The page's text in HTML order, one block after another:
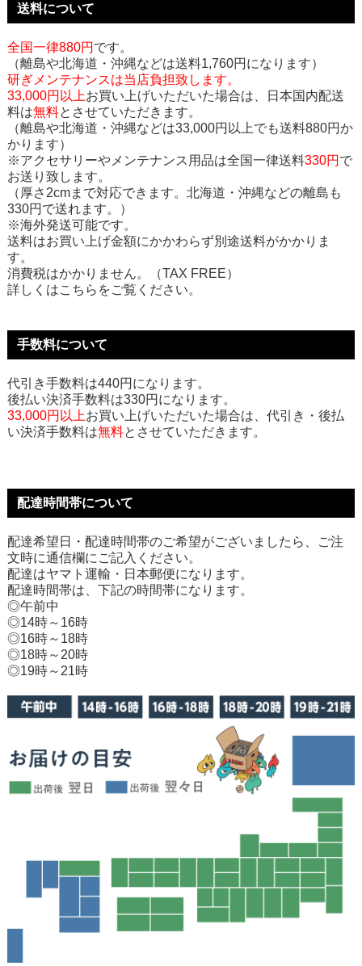
送料について
全国一律880円 です。
（離島や北海道・沖縄などは送料1,760円になります）
研ぎメンテナンスは当店負担致します。
33,000円以上お買い上げいただいた場合は、日本国内配送
料は無料とさせていただきます。
（離島や北海道・沖縄などは33,000円以上でも送料880円か
かります）
※アクセサリーやメンテナンス用品は全国一律送料330円 で
お送り致します。
（厚さ2cmまで対応できます。北海道・沖縄などの離島も
330円で送れます。）
※海外発送可能です。
送料はお買い上げ金額にかかわらず別途送料がかかりま
す。
消費税はかかりません。（TAX FREE）
詳しくはこちらをご覧ください。
手数料について
代引き手数料は440円になります。
後払い決済手数料は330円になります。
33,000円以上お買い上げいただいた場合は、代引き・後払
い決済手数料は無料とさせていただきます。
配達時間帯について
配達希望日・配達時間帯のご希望がございましたら、ご注
文時に通信欄にご記入ください。
配達はヤマト運輸・日本郵便になります。
配達時間帯は、下記の時間帯になります。
◎午前中
◎14時～16時
◎16時～18時
◎18時～20時
◎19時～21時